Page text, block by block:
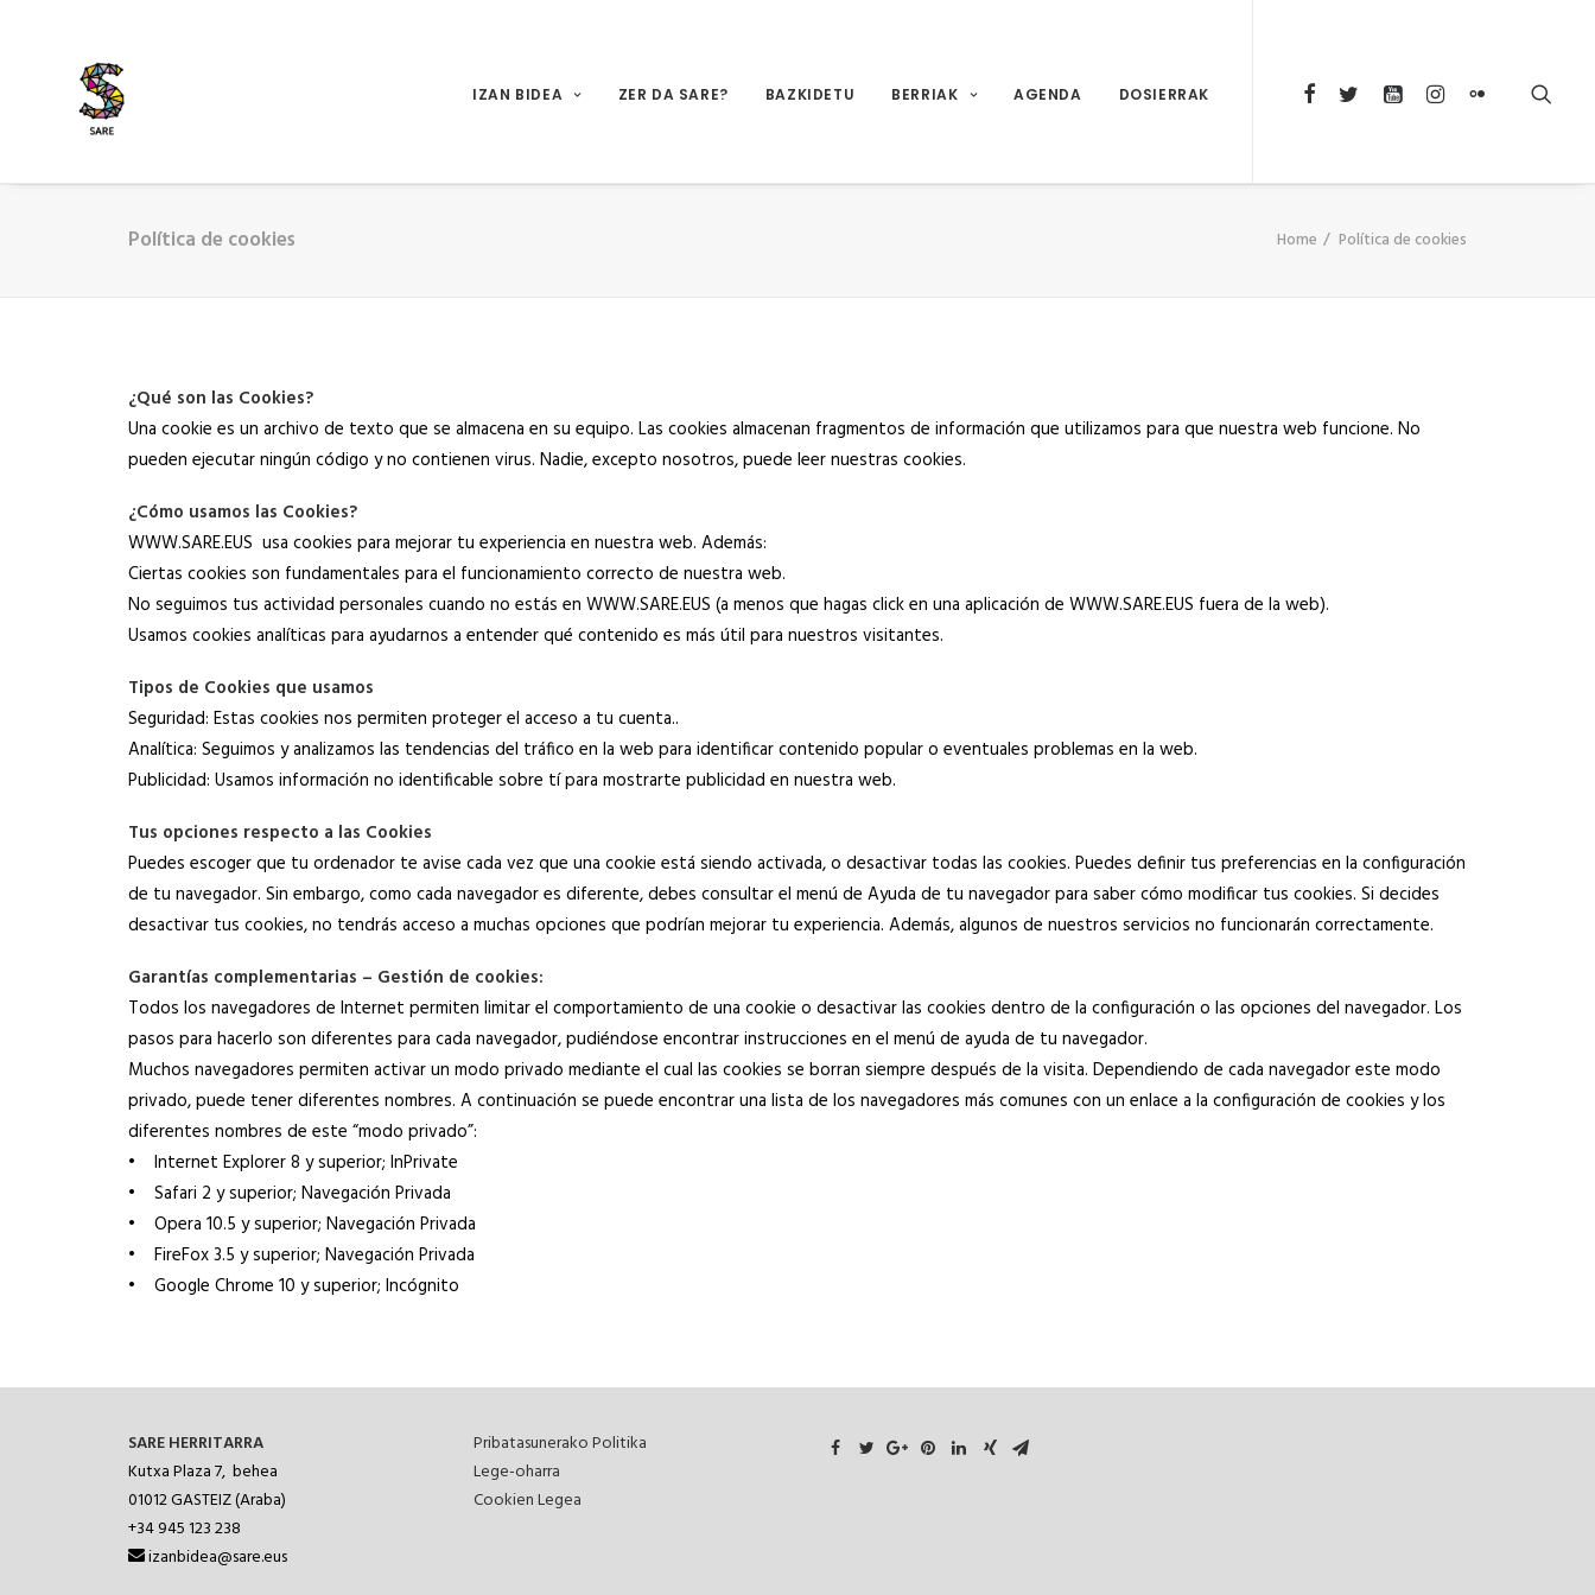
IZAN BIDEA ZER DA SARE? BAZKIDETU BERRIAK AGENDA DOSIERRAK
Política de cookies Home Política de cookies
¿Qué son las Cookies?
Una cookie es un archivo de texto que se almacena en su equipo. Las cookies almacenan fragmentos de información que utilizamos para que nuestra web funcione. No
pueden ejecutar ningún código y no contienen virus. Nadie, excepto nosotros, puede leer nuestras cookies.
¿Cómo usamos las Cookies?
WWW.SARE.EUS usa cookies para mejorar tu experiencia en nuestra web. Además:
Ciertas cookies son fundamentales para el funcionamiento correcto de nuestra web.
No seguimos tus actividad personales cuando no estás en WWW.SARE.EUS (a menos que hagas click en una aplicación de WWW.SARE.EUS fuera de la web).
Usamos cookies analíticas para ayudarnos a entender qué contenido es más útil para nuestros visitantes.
Tipos de Cookies que usamos
Seguridad: Estas cookies nos permiten proteger el acceso a tu cuenta..
Analítica: Seguimos y analizamos las tendencias del tráfico en la web para identificar contenido popular o eventuales problemas en la web.
Publicidad: Usamos información no identificable sobre tí para mostrarte publicidad en nuestra web.
Tus opciones respecto a las Cookies
Puedes escoger que tu ordenador te avise cada vez que una cookie está siendo activada, o desactivar todas las cookies. Puedes definir tus preferencias en la configuración
de tu navegador. Sin embargo, como cada navegador es diferente, debes consultar el menú de Ayuda de tu navegador para saber cómo modificar tus cookies. Si decides
desactivar tus cookies, no tendrás acceso a muchas opciones que podrían mejorar tu experiencia. Además, algunos de nuestros servicios no funcionarán correctamente.
Garantías complementarias – Gestión de cookies:
Todos los navegadores de Internet permiten limitar el comportamiento de una cookie o desactivar las cookies dentro de la configuración o las opciones del navegador. Los
pasos para hacerlo son diferentes para cada navegador, pudiéndose encontrar instrucciones en el menú de ayuda de tu navegador.
Muchos navegadores permiten activar un modo privado mediante el cual las cookies se borran siempre después de la visita. Dependiendo de cada navegador este modo
privado, puede tener diferentes nombres. A continuación se puede encontrar una lista de los navegadores más comunes con un enlace a la configuración de cookies y los
diferentes nombres de este “modo privado”:
• Internet Explorer 8 y superior; InPrivate
• Safari 2 y superior; Navegación Privada
• Opera 10.5 y superior; Navegación Privada
• FireFox 3.5 y superior; Navegación Privada
• Google Chrome 10 y superior; Incógnito
SARE HERRITARRA
Kutxa Plaza 7, behea
01012GASTEIZ (Araba)
+34 945 123 238
izanbidea@sare.eus
Pribatasunerako Politika
Lege-oharra
Cookien Legea